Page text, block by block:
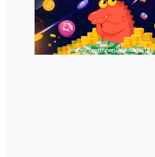
Jogue com responsabilidade. 18+